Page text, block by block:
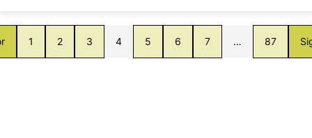
1 2 3 4 5 6 7 … 87